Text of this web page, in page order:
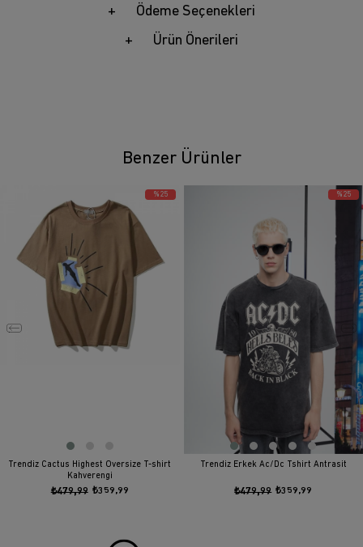
Ödeme Seçenekleri
Ürün Önerileri
Benzer Ürünler
Trendiz Cactus Highest Oversize T-shirt
Kahverengi
₺359,99
₺479,99
%25
Trendiz Erkek Ac/Dc Tshirt Antrasit
₺359,99
₺479,99
%25